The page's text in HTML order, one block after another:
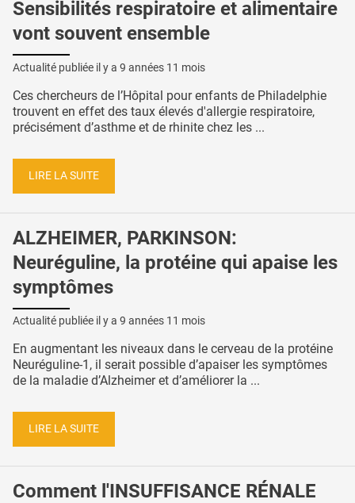
Sensibilités respiratoire et alimentaire
vont souvent ensemble
Actualité publiée il y a 9 années 11 mois
Ces chercheurs de l’Hôpital pour enfants de Philadelphie
trouvent en effet des taux élevés d'allergie respiratoire,
précisément d’asthme et de rhinite chez les ...
LIRE LA SUITE
ALZHEIMER, PARKINSON:
Neuréguline, la protéine qui apaise les
symptômes
Actualité publiée il y a 9 années 11 mois
En augmentant les niveaux dans le cerveau de la protéine
Neuréguline-1, il serait possible d’apaiser les symptômes
de la maladie d’Alzheimer et d’améliorer la ...
LIRE LA SUITE
Comment l'INSUFFISANCE RÉNALE